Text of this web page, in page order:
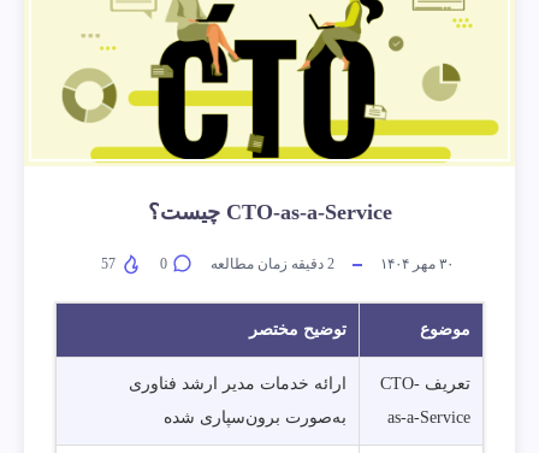
CTO-as-a-Service چیست؟
۳۰ مهر ۱۴۰۴ 2 دقیقه زمان مطالعه 0
57
موضوع توضیح مختصر
تعریف CTO-
as-a-Service
ارائه خدمات مدیر ارشد فناوری
به‌صورت برون‌سپاری شده